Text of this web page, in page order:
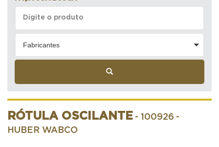
Fabricantes
RÓTULA OSCILANTE - 100926 -
HUBER WABCO